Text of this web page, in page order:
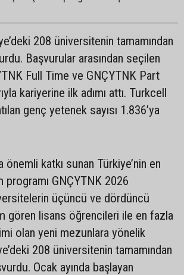
208 üniversitenin tamamından
Başvurular arasından seçilen
Full Time ve GNÇYTNK Part
kariyerine ilk adımı attı. Turkcell
genç yetenek sayısı 1.836’ya
önemli katkı sunan Türkiye’nin en
programı GNÇYTNK 2026
üçüncü ve dördüncü
gören lisans öğrencileri ile en fazla
olan yeni mezunlara yönelik
208 üniversitenin tamamından
Ocak ayında başlayan